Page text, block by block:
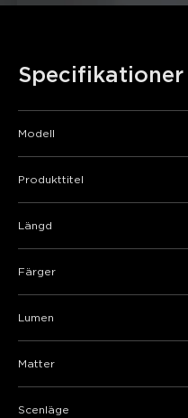
Specifikationer
Modell
Produkttitel
Längd
Färger
Lumen
Matter
Scenläge